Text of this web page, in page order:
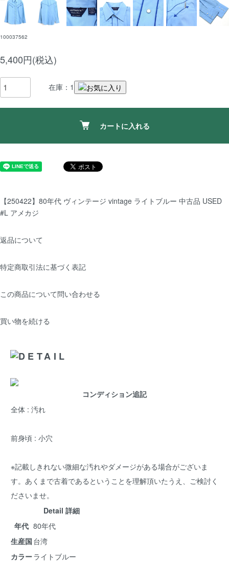
100037562
5,400円(税込)
在庫：1
カートに入れる
【250422】80年代 ヴィンテージ vintage ライトブルー 中古品 USED
#L アメカジ
返品について
特定商取引法に基づく表記
この商品について問い合わせる
買い物を続ける
コンディション追記
全体 : 汚れ
前身頃 : 小穴
※記載しきれない微細な汚れやダメージがある場合がございま
す。あくまで古着であるということを理解頂いたうえ、ご検討く
ださいませ。
Detail 詳細
年代 80年代
生産国 台湾
カラーライトブルー